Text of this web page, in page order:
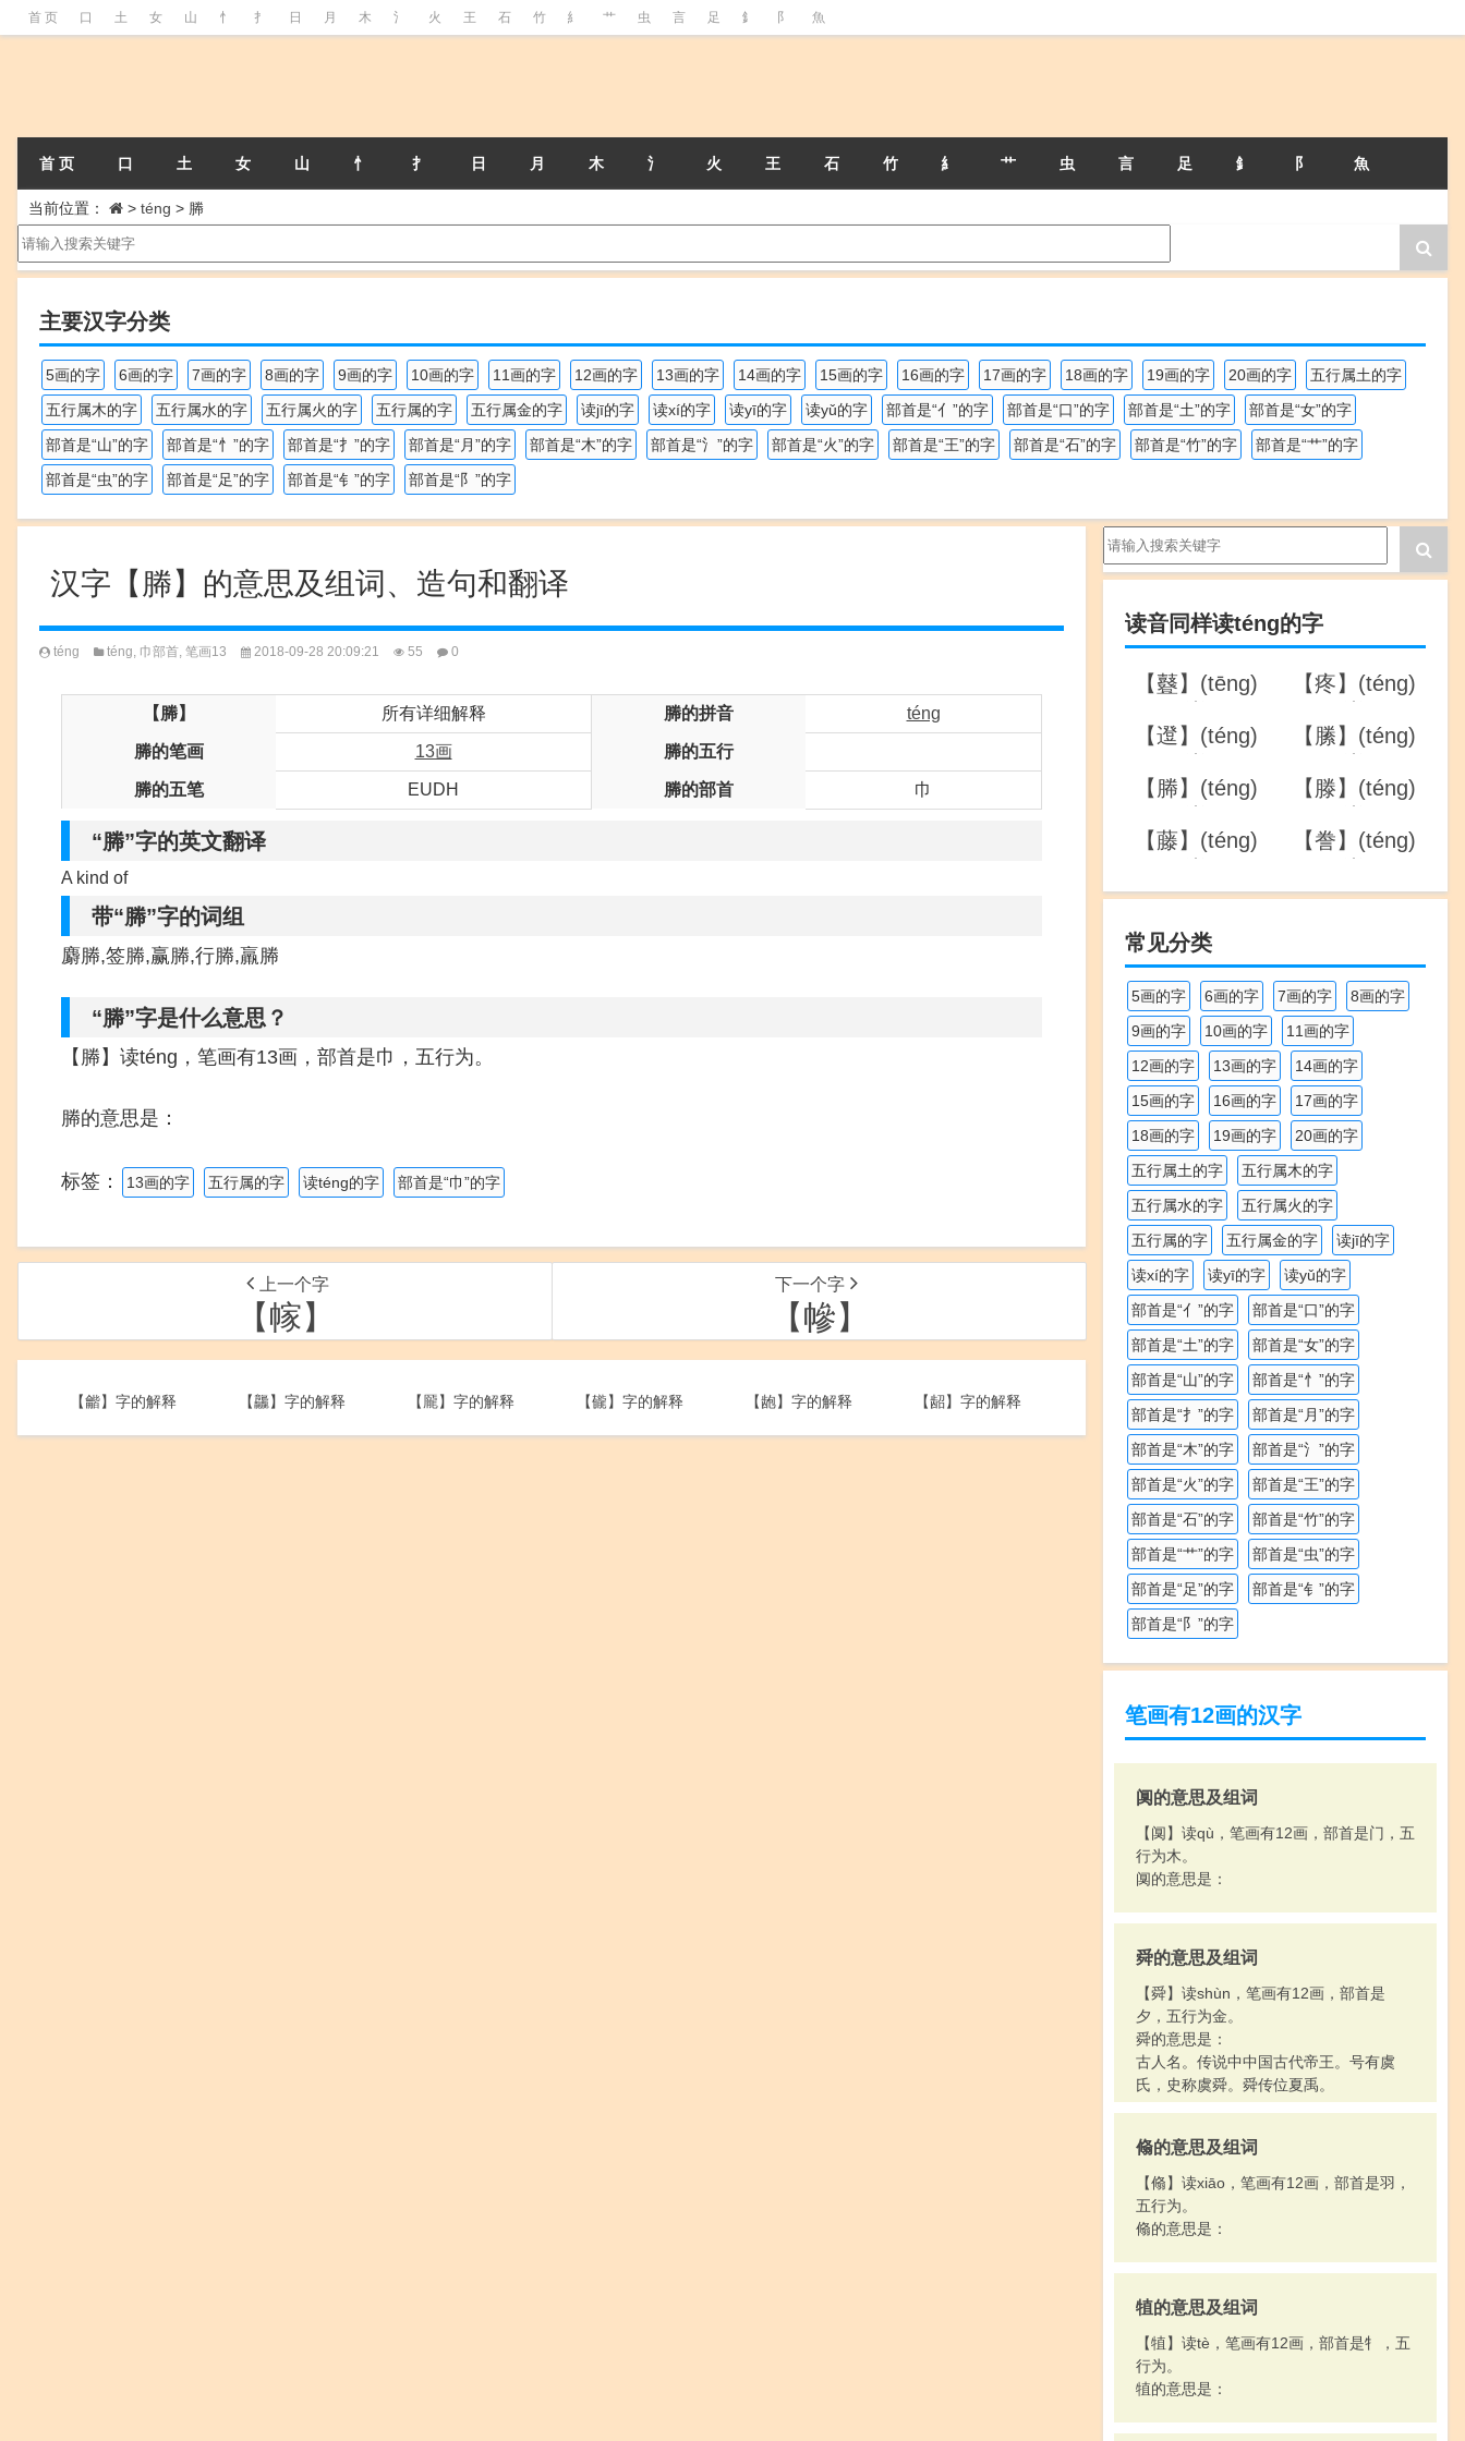
首 页 口 土 女 山 忄 扌 日 月 木 氵 火 王 石 竹 糹 艹 虫 言 足 釒 阝 魚
首 页 口 土 女 山 忄 扌 日 月 木 氵 火 王 石 竹 糹 艹 虫 言 足 釒 阝 魚
当前位置： > téng > 幐
主要汉字分类
5画的字 6画的字 7画的字 8画的字 9画的字 10画的字 11画的字 12画的字 13画的字 14画的字 15画的字 16画的字 17画的字 18画的字 19画的字 20画的字
五行属土的字
五行属木的字
五行属水的字 五行属火的字 五行属的字 五行属金的字 读jī的字 读xí的字 读yī的字 读yǔ的字 部首是“亻”的字 部首是“口”的字 部首是“土”的字
部首是“女”的字
部首是“山”的字
部首是“忄”的字 部首是“扌”的字 部首是“月”的字 部首是“木”的字 部首是“氵”的字 部首是“火”的字 部首是“王”的字 部首是“石”的字 部首是“竹”的字
部首是“艹”的字
部首是“虫”的字
部首是“足”的字 部首是“钅”的字 部首是“阝”的字
汉字【幐】的意思及组词、造句和翻译
téng téng, 巾部首, 笔画13 2018-09-28 20:09:21 55 0
【幐】 所有详细解释 幐的拼音 téng
幐的笔画 13画 幐的五行
幐的五笔 EUDH 幐的部首 巾
“幐”字的英文翻译
A kind of
带“幐”字的词组
麝幐,签幐,赢幐,行幐,羸幐
“幐”字是什么意思？
【幐】读téng，笔画有13画，部首是巾，五行为。
幐的意思是：
标签： 13画的字 五行属的字 读téng的字 部首是“巾”的字
上一个字
【幏】
下一个字
【幓】
【龤】字的解释 【龘】字的解释 【龎】字的解释 【龓】字的解释 【龅】字的解释 【龆】字的解释
读音同样读téng的字
【鼟】(tēng)
【疼】(téng)
【邆】(téng)
【縢】(téng)
【幐】(téng)
【滕】(téng)
【藤】(téng)
【誊】(téng)
常见分类
5画的字 6画的字 7画的字
8画的字
9画的字
10画的字
11画的字
12画的字
13画的字
14画的字
15画的字
16画的字
17画的字
18画的字
19画的字
20画的字
五行属土的字
五行属木的字
五行属水的字
五行属火的字
五行属的字
五行属金的字
读jī的字
读xí的字
读yī的字
读yǔ的字
部首是“亻”的字
部首是“口”的字
部首是“土”的字
部首是“女”的字
部首是“山”的字
部首是“忄”的字
部首是“扌”的字
部首是“月”的字
部首是“木”的字
部首是“氵”的字
部首是“火”的字
部首是“王”的字
部首是“石”的字
部首是“竹”的字
部首是“艹”的字
部首是“虫”的字
部首是“足”的字
部首是“钅”的字
部首是“阝”的字
笔画有12画的汉字
阒的意思及组词
【阒】读qù，笔画有12画，部首是门，五
行为木。
阒的意思是：
舜的意思及组词
【舜】读shùn，笔画有12画，部首是
夕，五行为金。
舜的意思是：
古人名。传说中中国古代帝王。号有虞
氏，史称虞舜。舜传位夏禹。
翛的意思及组词
【翛】读xiāo，笔画有12画，部首是羽，
五行为。
翛的意思是：
犆的意思及组词
【犆】读tè，笔画有12画，部首是牜，五
行为。
犆的意思是：